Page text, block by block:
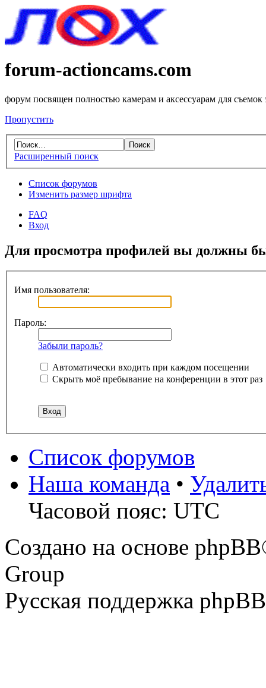
forum-actioncams.com
форум посвящен полностью камерам и аксессуарам для съемок
Пропустить
Расширенный поиск
Список форумов
Изменить размер шрифта
FAQ
Вход
Для просмотра профилей вы должны
Имя пользователя:
Пароль:
Забыли пароль?
Автоматически входить при каждом посещении
Скрыть моё пребывание на конференции в этот раз
Список форумов
Наша команда •
Часовой пояс: UTC
Создано на основе
Group
Русская поддержка phpBB